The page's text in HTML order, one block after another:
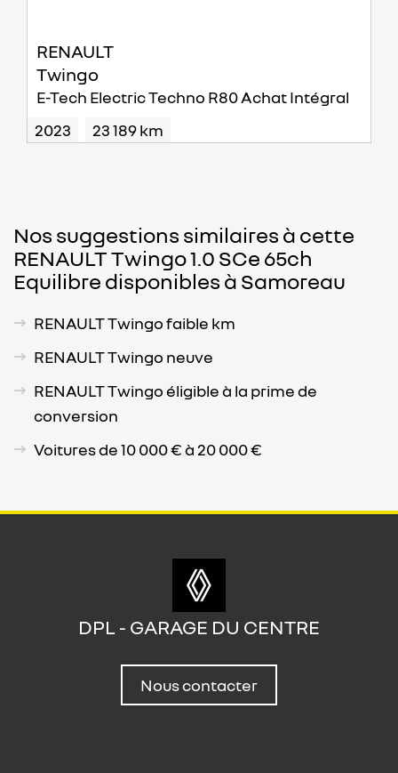
RENAULT
Twingo
E-Tech Electric Techno R80 Achat Intégral
2023
23 189 km
Nos suggestions similaires à cette
RENAULT Twingo 1.0 SCe 65ch
Equilibre disponibles à Samoreau
RENAULT Twingo faible km
RENAULT Twingo neuve
RENAULT Twingo éligible à la prime de
conversion
Voitures de 10 000 € à 20 000 €
DPL - GARAGE DU CENTRE
Nous contacter